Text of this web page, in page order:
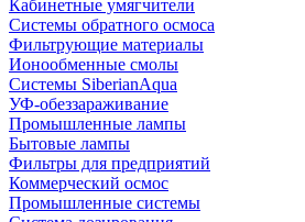
Кабинетные умягчители
Системы обратного осмоса
Фильтрующие материалы
Ионообменные смолы
Системы SiberianAqua
УФ-обеззараживание
Промышленные лампы
Бытовые лампы
Фильтры для предприятий
Коммерческий осмос
Промышленные системы